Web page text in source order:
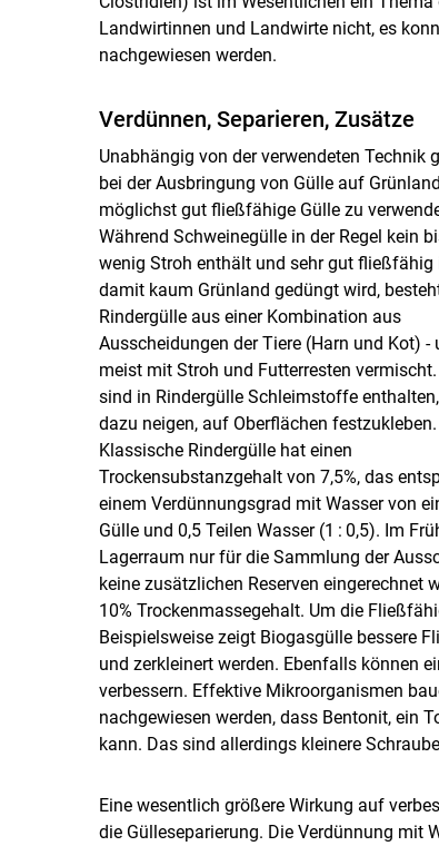
Landwirtinnen und Landwirte nicht, es
nachgewiesen werden.
Verdünnen, Separieren, Zusätze
Unabhängig von der verwendeten Technik
bei der Ausbringung von Gülle auf
möglichst gut fließfähige Gülle zu
Während Schweinegülle in der Regel kein
wenig Stroh enthält und sehr gut fließfähig
damit kaum Grünland gedüngt wird,
Rindergülle aus einer Kombination aus
Ausscheidungen der Tiere (Harn und Kot) -
meist mit Stroh und Futterresten
sind in Rindergülle Schleimstoffe
dazu neigen, auf Oberflächen festzukleben.
Klassische Rindergülle hat einen
Trockensubstanzgehalt von 7,5%, das
einem Verdünnungsgrad mit Wasser von
Gülle und 0,5 Teilen Wasser (1 : 0,5). Im
Lagerraum nur für die Sammlung der
keine zusätzlichen Reserven eingerechnet
10% Trockenmassegehalt. Um die
Beispielsweise zeigt Biogasgülle bessere
und zerkleinert werden. Ebenfalls können
verbessern. Effektive Mikroorganismen
nachgewiesen werden, dass Bentonit, ein
kann. Das sind allerdings kleinere
Eine wesentlich größere Wirkung auf
die Gülleseparierung. Die Verdünnung mit